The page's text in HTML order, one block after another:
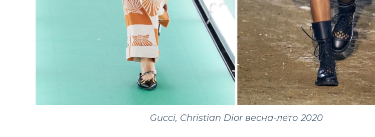
Gucci, Christian Dior весна-лето 2020